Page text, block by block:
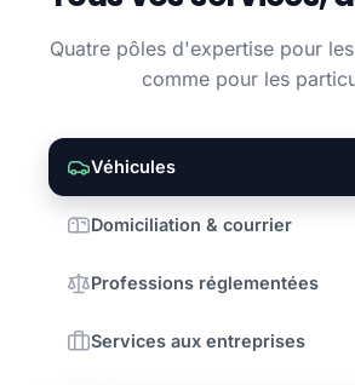
Quatre pôles d'expertise pour
comme pour les
Véhicules
Domiciliation & courrier
Professions réglementées
Services aux entreprises